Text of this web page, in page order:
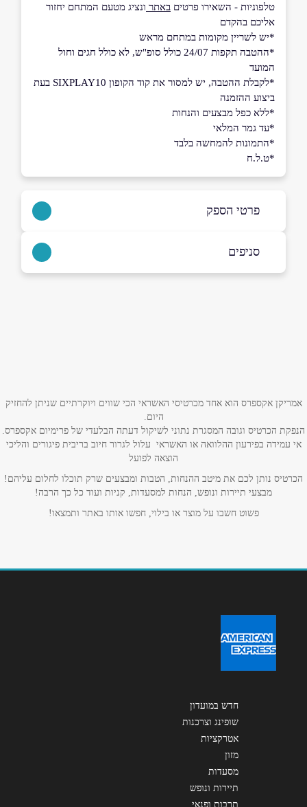
טלפוניות - השאירו פרטים באתר ונציג מטעם המתחם יחזור
אליכם בהקדם
*יש לשריין מקומות במתחם מראש
*ההטבה תקפות 24/07 כולל סופ"ש, לא כולל חגים וחול
המועד
*לקבלת ההטבה, יש למסור את קוד הקופון SIXPLAY10 בעת
ביצוע ההזמנה
*ללא כפל מבצעים והנחות
*עד גמר המלאי
*התמונות להמחשה בלבד
*ט.ל.ח
פרטי הספק
באתר בפייסבוק באינסטגרם בוואטסאפ
אימייל*
נושא*
אנא חזרו אלי בקשר ל...
סניפים
אמריקן אקספרס הוא אחד מכרטיסי האשראי הכי שווים ויוקרתיים שניתן להחזיק
היום.
הנפקת הכרטיס וגובה המסגרת נתוני לשיקול דעתה הבלעדי של פרימיום אקספרס.
אי עמידה בפירעון ההלוואה או האשראי עלול לגרור חיוב בריבית פיגורים והליכי
הוצאה לפועל
הכרטיס נותן לכם את מיטב ההנחות, הטבות ומבצעים שרק תוכלו לחלום עליהם!
מבצעי תיירות ונופש, הנחות למסעדות, קניות ועוד כל כך הרבה!
פשוט חשבו על מוצר או בילוי, חפשו אותו באתר ותמצאו!
חדש במועדון
שופינג וצרכנות
אטרקציות
מזון
מסעדות
תיירות ונופש
תרבות ופנאי